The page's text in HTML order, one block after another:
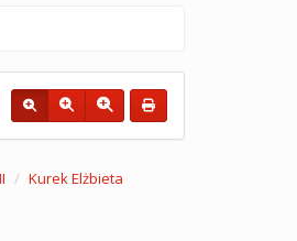
Kurek Elżbieta